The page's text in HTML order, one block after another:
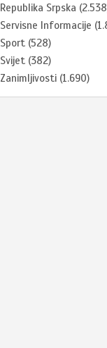
Republika Srpska
Servisne Informacije
Sport (528)
Svijet (382)
Zanimljivosti (1.690)